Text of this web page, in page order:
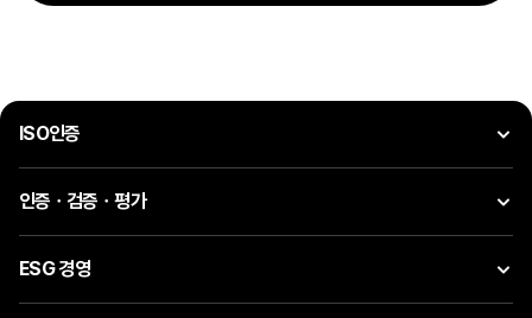
ISO인증
인증ㆍ검증ㆍ평가
ESG 경영